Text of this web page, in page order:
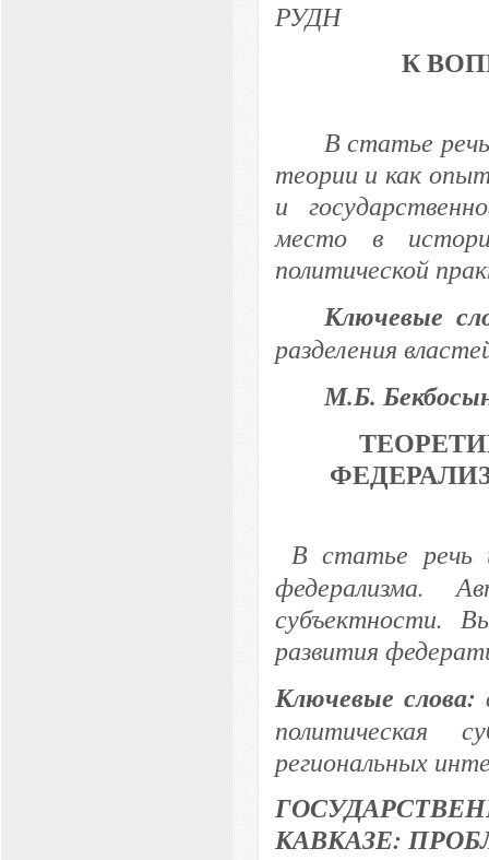
РУДН
К
В статье
теории и как
и
место в
политической
Ключевые
разделения
М.Б.
В статье речь
федерализма.
субъектности.
развития
Ключевые слова:
политическая
региональных
КАВКАЗЕ: